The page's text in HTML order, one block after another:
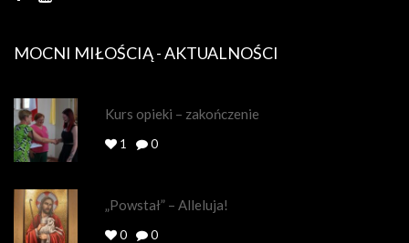
MOCNI MIŁOŚCIĄ - AKTUALNOŚCI
Kurs opieki – zakończenie
1 0
„Powstał” – Alleluja!
0 0